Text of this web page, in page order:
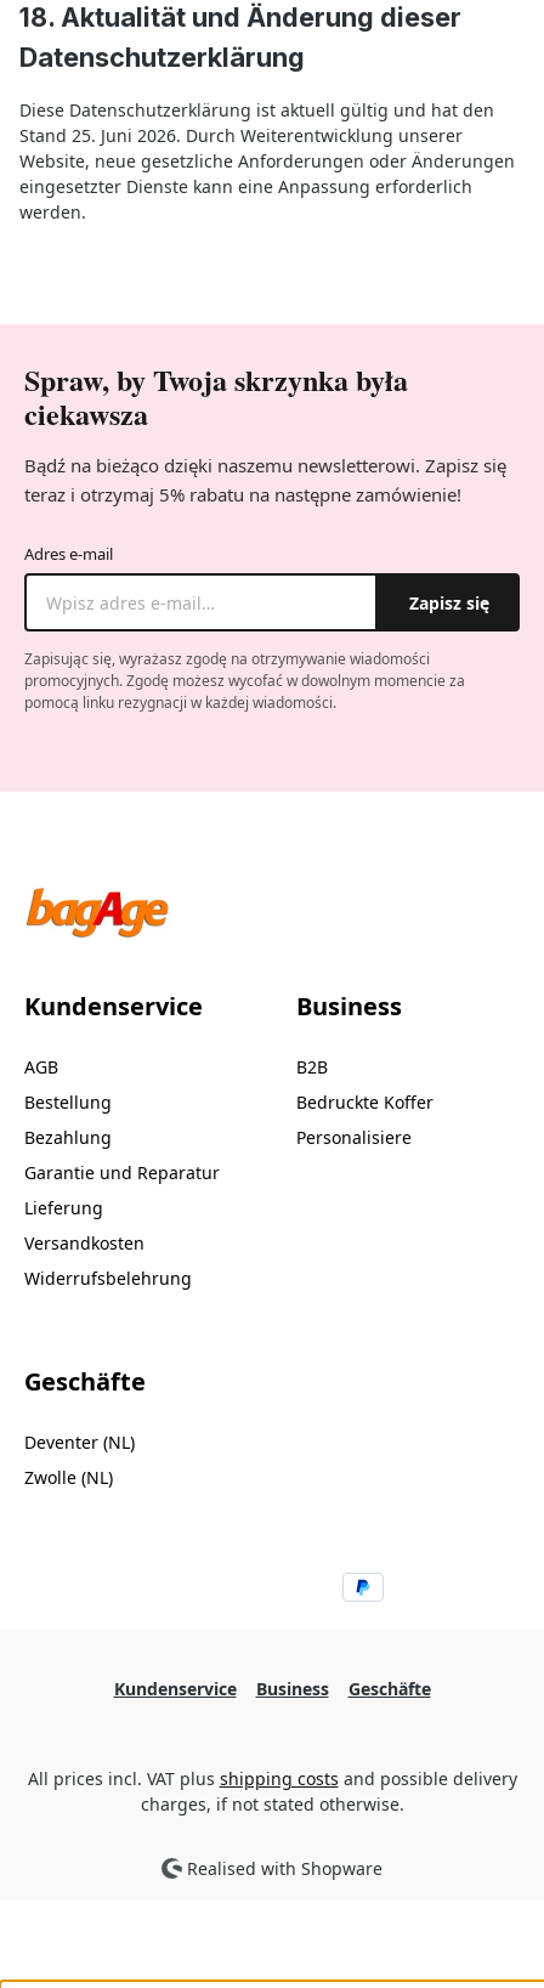
18. Aktualität und Änderung dieser
Datenschutzerklärung
Diese Datenschutzerklärung ist aktuell gültig und hat den
Stand 25. Juni 2026. Durch Weiterentwicklung unserer
Website, neue gesetzliche Anforderungen oder Änderungen
eingesetzter Dienste kann eine Anpassung erforderlich
werden.
Spraw, by Twoja skrzynka była
ciekawsza
Bądź na bieżąco dzięki naszemu newsletterowi. Zapisz się
teraz i otrzymaj 5% rabatu na następne zamówienie!
Adres e-mail
Zapisz się
Zapisując się, wyrażasz zgodę na otrzymywanie wiadomości
promocyjnych. Zgodę możesz wycofać w dowolnym momencie za
pomocą linku rezygnacji w każdej wiadomości.
Kundenservice
AGB
Bestellung
Bezahlung
Garantie und Reparatur
Lieferung
Versandkosten
Widerrufsbelehrung
Business
B2B
Bedruckte Koffer
Personalisiere
Geschäfte
Deventer (NL)
Zwolle (NL)
Kundenservice Business Geschäfte
All prices incl. VAT plus shipping costs and possible delivery
charges, if not stated otherwise.
Realised with Shopware